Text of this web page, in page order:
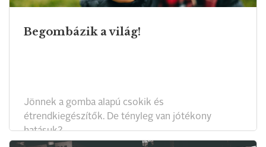
Begombázik a világ!
Jönnek a gomba alapú csokik és
étrendkiegészítők. De tényleg van jótékony
hatásuk?